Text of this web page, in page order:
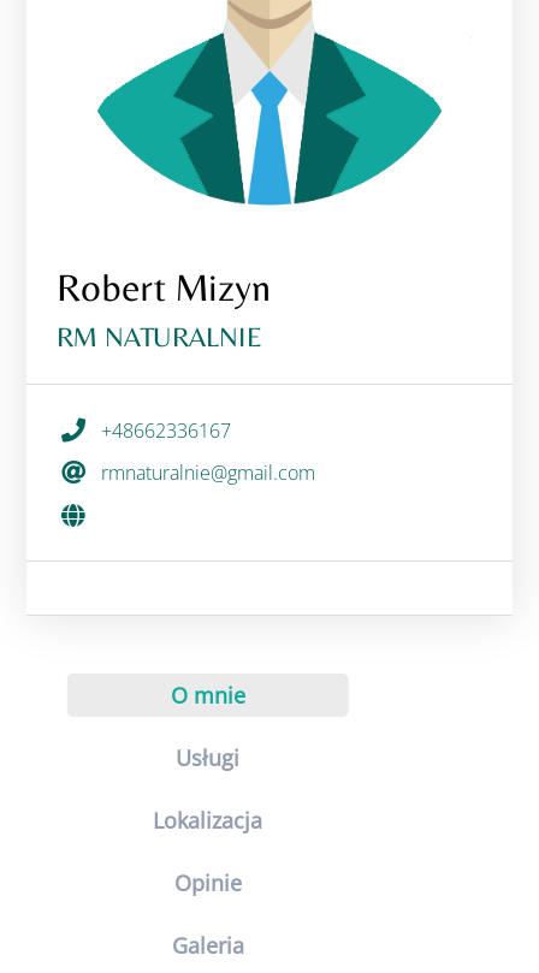
Robert Mizyn
RM NATURALNIE
+48662336167
rmnaturalnie@gmail.com
O mnie
Usługi
Lokalizacja
Opinie
Galeria